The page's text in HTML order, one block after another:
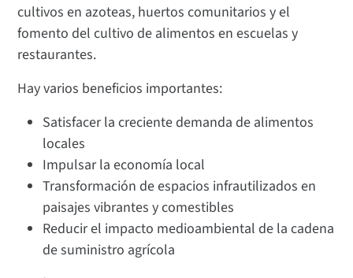
cultivos en azoteas, huertos comunitarios y el
fomento del cultivo de alimentos en escuelas y
restaurantes.
Hay varios beneficios importantes:
Satisfacer la creciente demanda de alimentos
locales
Impulsar la economía local
Transformación de espacios infrautilizados en
paisajes vibrantes y comestibles
Reducir el impacto medioambiental de la cadena
de suministro agrícola